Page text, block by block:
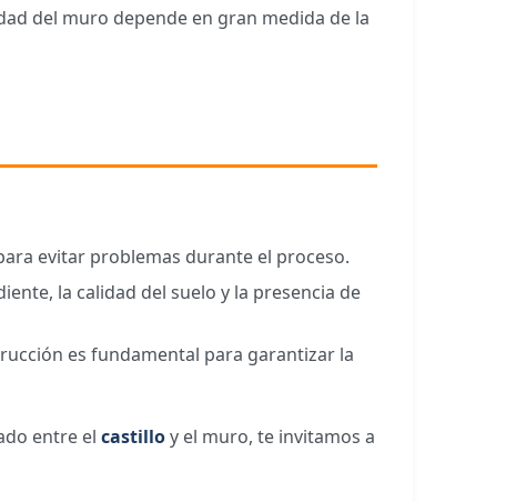
del muro depende en gran medida de la
evitar problemas durante el proceso.
la calidad del suelo y la presencia de
es fundamental para garantizar la
entre el castilloy el muro, te invitamos a